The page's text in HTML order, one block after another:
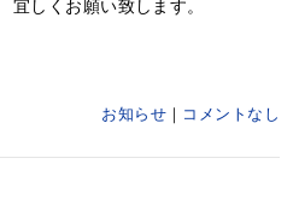
致します。
お知らせ コメントなし